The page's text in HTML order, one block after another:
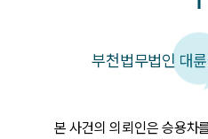
부천법무법인 대
본 사건의 의뢰인은 승용차